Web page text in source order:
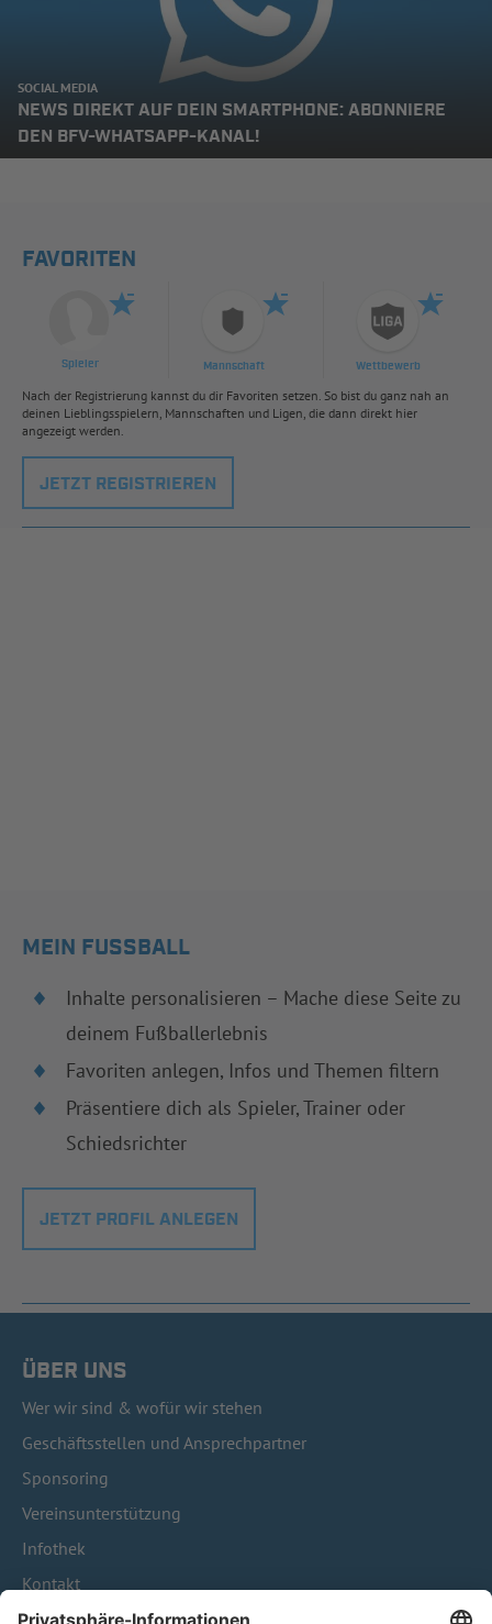
SOCIAL MEDIA
NEWS DIREKT AUF DEIN SMARTPHONE: ABONNIERE
DEN BFV-WHATSAPP-KANAL!
FAVORITEN
Spieler Mannschaft Wettbewerb
Nach der Registrierung kannst du dir Favoriten setzen. So bist du ganz nah an
deinen Lieblingsspielern, Mannschaften und Ligen, die dann direkt hier
angezeigt werden.
JETZT REGISTRIEREN
MEIN FUSSBALL
Inhalte personalisieren – Mache diese Seite zu
deinem Fußballerlebnis
Favoriten anlegen, Infos und Themen filtern
Präsentiere dich als Spieler, Trainer oder
Schiedsrichter
JETZT PROFIL ANLEGEN
ÜBER UNS
Wer wir sind & wofür wir stehen
Geschäftsstellen und Ansprechpartner
Sponsoring
Vereinsunterstützung
Infothek
Kontakt